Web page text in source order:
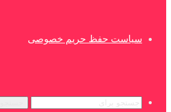
سیاست حفظ حریم خصوصی